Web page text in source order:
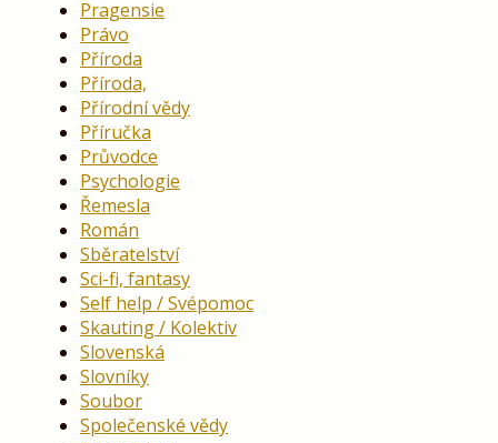
Pragensie
Právo
Příroda
Příroda,
Přírodní vědy
Příručka
Průvodce
Psychologie
Řemesla
Román
Sběratelství
Sci-fi, fantasy
Self help / Svépomoc
Skauting / Kolektiv
Slovenská
Slovníky
Soubor
Společenské vědy